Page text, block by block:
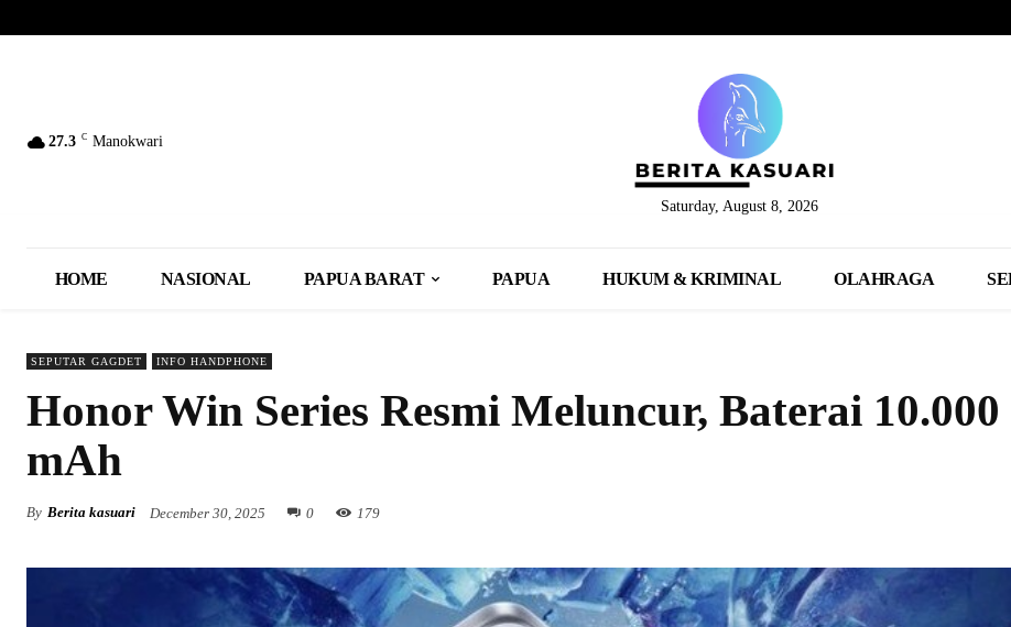
27.3 C Manokwari
Saturday, August 8, 2026
HOME NASIONAL PAPUA BARAT PAPUA HUKUM & KRIMINAL OLAHRAGA
SEPUTAR GAGDET INFO HANDPHONE
Honor Win Series Resmi Meluncur, Baterai 10.000
mAh
By Berita kasuari December 30, 2025 0 179